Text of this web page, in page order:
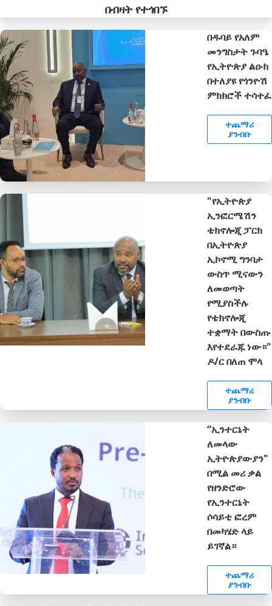
በብዛት የተጎበኙ
በዱባይ የአለም
መንግስታት ጉባዔ
የኢትዮጵያ ልዑክ
በተለያዩ የጎንዮሽ
ምክክሮች ተሳተፈ
ተጨማሪ
ያንብቡ
"የኢትዮጵያ
ኢንፎርሜሽን
ቴክኖሎጂ ፓርክ
በኢትዮጵያ
ኢኮኖሚ ግንባታ
ውስጥ ሚናውን
ለመወጣት
የሚያስችሉ
የቴክኖሎጂ
ተቋማት በውስጡ
እየተደራጁ ነው።"
ዶ/ር በለጠ ሞላ
ተጨማሪ
ያንብቡ
“ኢንተርኔት
ለመላው
ኢትዮጵያውያን"
በሚል መሪ ቃል
የዘንድሮው
የኢንተርኔት
ሶሳይቲ ፎረም
በመካሄድ ላይ
ይገኛል።
ተጨማሪ
ያንብቡ